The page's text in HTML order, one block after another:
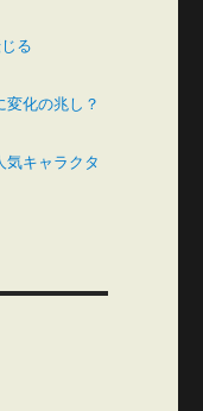
る
化の兆し？
キャラクタ